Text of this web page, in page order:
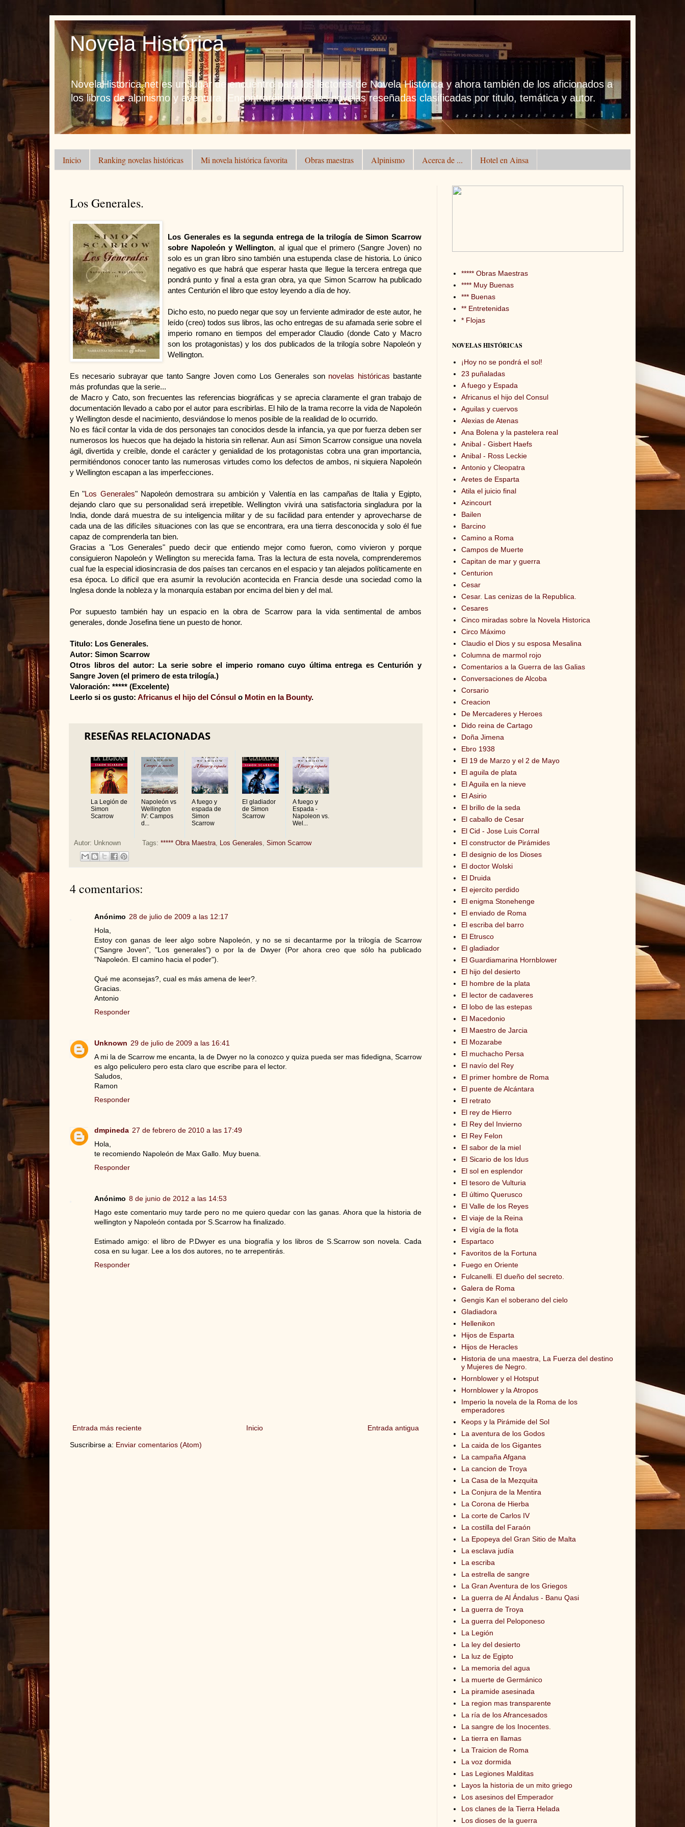
Novela Histórica
NovelaHistorica.net es un lugar de encuentro para los lectores de Novela Histórica y ahora también de los aficionados a
los libros de alpinismo y aventura. Encontraréis todos las novelas reseñadas clasificadas por titulo, temática y autor.
Inicio Ranking novelas históricas Mi novela histórica favorita Obras maestras Alpinismo Acerca de ... Hotel en Ainsa
Los Generales.
Los Generales es la segunda entrega de la trilogía de Simon Scarrow
sobre Napoleón y Wellington, al igual que el primero (Sangre Joven) no
solo es un gran libro sino también una estupenda clase de historia. Lo único
negativo es que habrá que esperar hasta que llegue la tercera entrega que
pondrá punto y final a esta gran obra, ya que Simon Scarrow ha publicado
antes Centurión el libro que estoy leyendo a día de hoy.
Dicho esto, no puedo negar que soy un ferviente admirador de este autor, he
leído (creo) todos sus libros, las ocho entregas de su afamada serie sobre el
imperio romano en tiempos del emperador Claudio (donde Cato y Macro
son los protagonistas) y los dos publicados de la trilogía sobre Napoleón y
Wellington.
Es necesario subrayar que tanto Sangre Joven como Los Generales son novelas históricas bastante
más profundas que la serie...
de Macro y Cato, son frecuentes las referencias biográficas y se aprecia claramente el gran trabajo de
documentación llevado a cabo por el autor para escribirlas. El hilo de la trama recorre la vida de Napoleón
y Wellington desde el nacimiento, desviándose lo menos posible de la realidad de lo ocurrido.
No es fácil contar la vida de dos personajes tan conocidos desde la infancia, ya que por fuerza deben ser
numerosos los huecos que ha dejado la historia sin rellenar. Aun así Simon Scarrow consigue una novela
ágil, divertida y creíble, donde el carácter y genialidad de los protagonistas cobra una gran importancia,
permitiéndonos conocer tanto las numerosas virtudes como los defectos de ambos, ni siquiera Napoleón
y Wellington escapan a las imperfecciones.
En "Los Generales" Napoleón demostrara su ambición y Valentía en las campañas de Italia y Egipto,
dejando claro que su personalidad será irrepetible. Wellington vivirá una satisfactoria singladura por la
India, donde dará muestra de su inteligencia militar y de su facilidad para entender y aprovecharse de
cada una de las difíciles situaciones con las que se encontrara, era una tierra desconocida y solo él fue
capaz de comprenderla tan bien.
Gracias a "Los Generales" puedo decir que entiendo mejor como fueron, como vivieron y porque
consiguieron Napoleón y Wellington su merecida fama. Tras la lectura de esta novela, comprenderemos
cual fue la especial idiosincrasia de dos países tan cercanos en el espacio y tan alejados políticamente en
esa época. Lo difícil que era asumir la revolución acontecida en Francia desde una sociedad como la
Inglesa donde la nobleza y la monarquía estaban por encima del bien y del mal.
Por supuesto también hay un espacio en la obra de Scarrow para la vida sentimental de ambos
generales, donde Josefina tiene un puesto de honor.
Titulo: Los Generales.
Autor: Simon Scarrow
Otros libros del autor: La serie sobre el imperio romano cuyo última entrega es Centurión y
Sangre Joven (el primero de esta trilogía.)
Valoración: ***** (Excelente)
Leerlo si os gusto: Africanus el hijo del Cónsul o Motin en la Bounty.
RESEÑAS RELACIONADAS
La Legión de
Simon
Scarrow
Napoleón vs
Wellington
IV: Campos
d...
A fuego y
espada de
Simon
Scarrow
El gladiador
de Simon
Scarrow
A fuego y
Espada -
Napoleon vs.
Wel...
Autor: Unknown Tags: ***** Obra Maestra, Los Generales, Simon Scarrow
4 comentarios:
Anónimo 28 de julio de 2009 a las 12:17
Hola,
Estoy con ganas de leer algo sobre Napoleón, y no se si decantarme por la trilogía de Scarrow
("Sangre Joven", "Los generales") o por la de Dwyer (Por ahora creo que sólo ha publicado
"Napoleón. El camino hacia el poder").
Qué me aconsejas?, cual es más amena de leer?.
Gracias.
Antonio
Responder
Unknown 29 de julio de 2009 a las 16:41
A mi la de Scarrow me encanta, la de Dwyer no la conozco y quiza pueda ser mas fidedigna, Scarrow
es algo peliculero pero esta claro que escribe para el lector.
Saludos,
Ramon
Responder
dmpineda 27 de febrero de 2010 a las 17:49
Hola,
te recomiendo Napoleón de Max Gallo. Muy buena.
Responder
Anónimo 8 de junio de 2012 a las 14:53
Hago este comentario muy tarde pero no me quiero quedar con las ganas. Ahora que la historia de
wellington y Napoleón contada por S.Scarrow ha finalizado.
Estimado amigo: el libro de P.Dwyer es una biografía y los libros de S.Scarrow son novela. Cada
cosa en su lugar. Lee a los dos autores, no te arrepentirás.
Responder
Entrada más reciente Entrada antigua
Inicio
Suscribirse a: Enviar comentarios (Atom)
***** Obras Maestras
**** Muy Buenas
*** Buenas
** Entretenidas
* Flojas
NOVELAS HISTÓRICAS
¡Hoy no se pondrá el sol!
23 puñaladas
A fuego y Espada
Africanus el hijo del Consul
Aguilas y cuervos
Alexias de Atenas
Ana Bolena y la pastelera real
Anibal - Gisbert Haefs
Anibal - Ross Leckie
Antonio y Cleopatra
Aretes de Esparta
Atila el juicio final
Azincourt
Bailen
Barcino
Camino a Roma
Campos de Muerte
Capitan de mar y guerra
Centurion
Cesar
Cesar. Las cenizas de la Republica.
Cesares
Cinco miradas sobre la Novela Historica
Circo Máximo
Claudio el Dios y su esposa Mesalina
Columna de marmol rojo
Comentarios a la Guerra de las Galias
Conversaciones de Alcoba
Corsario
Creacion
De Mercaderes y Heroes
Dido reina de Cartago
Doña Jimena
Ebro 1938
El 19 de Marzo y el 2 de Mayo
El aguila de plata
El Aguila en la nieve
El Asirio
El brillo de la seda
El caballo de Cesar
El Cid - Jose Luis Corral
El constructor de Pirámides
El designio de los Dioses
El doctor Wolski
El Druida
El ejercito perdido
El enigma Stonehenge
El enviado de Roma
El escriba del barro
El Etrusco
El gladiador
El Guardiamarina Hornblower
El hijo del desierto
El hombre de la plata
El lector de cadaveres
El lobo de las estepas
El Macedonio
El Maestro de Jarcia
El Mozarabe
El muchacho Persa
El navío del Rey
El primer hombre de Roma
El puente de Alcántara
El retrato
El rey de Hierro
El Rey del Invierno
El Rey Felon
El sabor de la miel
El Sicario de los Idus
El sol en esplendor
El tesoro de Vulturia
El último Querusco
El Valle de los Reyes
El viaje de la Reina
El vigía de la flota
Espartaco
Favoritos de la Fortuna
Fuego en Oriente
Fulcanelli. El dueño del secreto.
Galera de Roma
Gengis Kan el soberano del cielo
Gladiadora
Hellenikon
Hijos de Esparta
Hijos de Heracles
Historia de una maestra, La Fuerza del destino
y Mujeres de Negro.
Hornblower y el Hotsput
Hornblower y la Atropos
Imperio la novela de la Roma de los
emperadores
Keops y la Pirámide del Sol
La aventura de los Godos
La caida de los Gigantes
La campaña Afgana
La cancion de Troya
La Casa de la Mezquita
La Conjura de la Mentira
La Corona de Hierba
La corte de Carlos IV
La costilla del Faraón
La Epopeya del Gran Sitio de Malta
La esclava judía
La escriba
La estrella de sangre
La Gran Aventura de los Griegos
La guerra de Al Ándalus - Banu Qasi
La guerra de Troya
La guerra del Peloponeso
La Legión
La ley del desierto
La luz de Egipto
La memoria del agua
La muerte de Germánico
La piramide asesinada
La region mas transparente
La ría de los Afrancesados
La sangre de los Inocentes.
La tierra en llamas
La Traicion de Roma
La voz dormida
Las Legiones Malditas
Layos la historia de un mito griego
Los asesinos del Emperador
Los clanes de la Tierra Helada
Los dioses de la guerra